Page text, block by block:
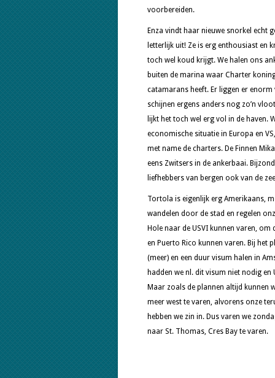
voorbereiden.
Enza vindt haar nieuwe snorkel echt
letterlijk uit! Ze is erg enthousiast en
toch wel koud krijgt. We halen ons
buiten de marina waar Charter
catamarans heeft. Er liggen er enorm
schijnen ergens anders nog zo’n
lijkt het toch wel erg vol in de haven.
economische situatie in Europa en
met name de charters. De Finnen
eens Zwitsers in de ankerbaai.
liefhebbers van bergen ook van de
Tortola is eigenlijk erg Amerikaans,
wandelen door de stad en regelen
Hole naar de USVI kunnen varen,
en Puerto Rico kunnen varen. Bij het
(meer) en een duur visum halen in
hadden we nl. dit visum niet nodig
Maar zoals de plannen altijd kunnen
meer west te varen, alvorens onze
hebben we zin in. Dus varen we
naar St. Thomas, Cres Bay te varen.